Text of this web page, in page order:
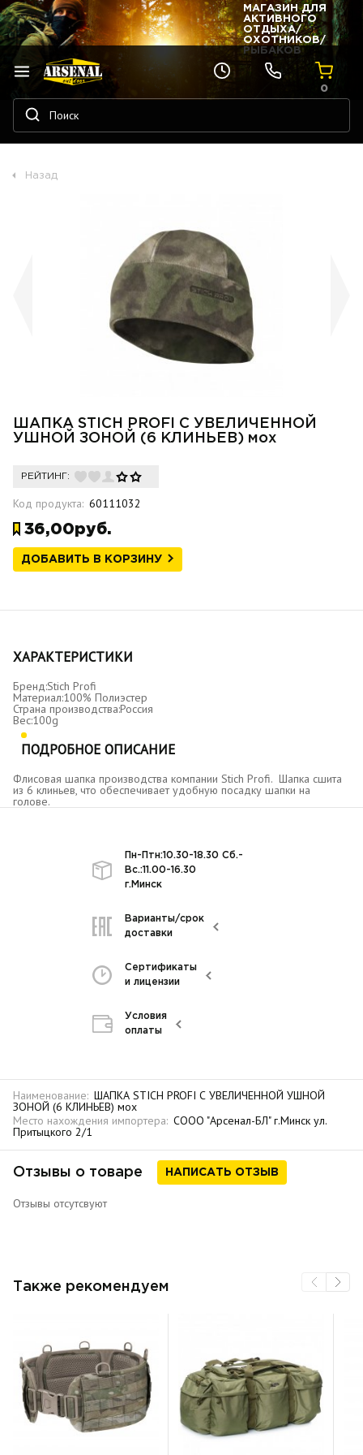
МАГАЗИН ДЛЯ
АКТИВНОГО
ОТДЫХА/
ОХОТНИКОВ/
РЫБАКОВ
0
Назад
ШАПКА STICH PROFI С УВЕЛИЧЕННОЙ
УШНОЙ ЗОНОЙ (6 КЛИНЬЕВ) мох
РЕЙТИНГ:
Код продукта: 60111032
36,00руб.
ДОБАВИТЬ В КОРЗИНУ
ХАРАКТЕРИСТИКИ
Бренд:Stich Profi
Материал:100% Полиэстер
Страна производства:Россия
Вес:100g
ПОДРОБНОЕ ОПИСАНИЕ
Флисовая шапка производства компании Stich Profi. Шапка сшита
из 6 клиньев, что обеспечивает удобную посадку шапки на
голове.
Пн-Птн:10.30-18.30 Сб.-
Вс.:11.00-16.30
г.Минск
Варианты/срок
доставки
Сертификаты
и лицензии
Условия
оплаты
Наименование: ШАПКА STICH PROFI С УВЕЛИЧЕННОЙ УШНОЙ
ЗОНОЙ (6 КЛИНЬЕВ) мох
Место нахождения импортера: СООО "Арсенал-БЛ" г.Минск ул.
Притыцкого 2/1
Отзывы о товаре НАПИСАТЬ ОТЗЫВ
Отзывы отсутсвуют
Также рекомендуем